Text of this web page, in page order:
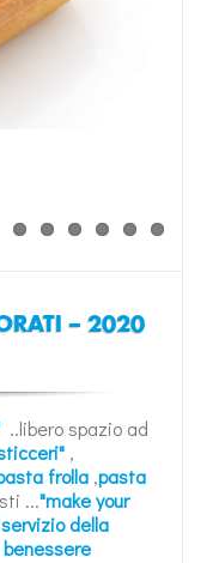
– 2020
..libero spazio ad
,
frolla ,pasta
..."make your
della